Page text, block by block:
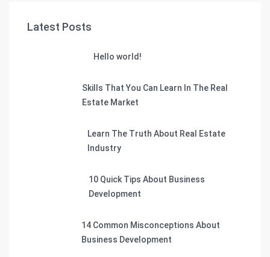
Latest Posts
Hello world!
Skills That You Can Learn In The Real
Estate Market
Learn The Truth About Real Estate
Industry
10 Quick Tips About Business
Development
14 Common Misconceptions About
Business Development